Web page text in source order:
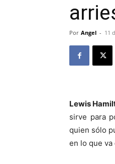
Por Angel - 11
Lewis
sirve para
quien sólo
en lo que va